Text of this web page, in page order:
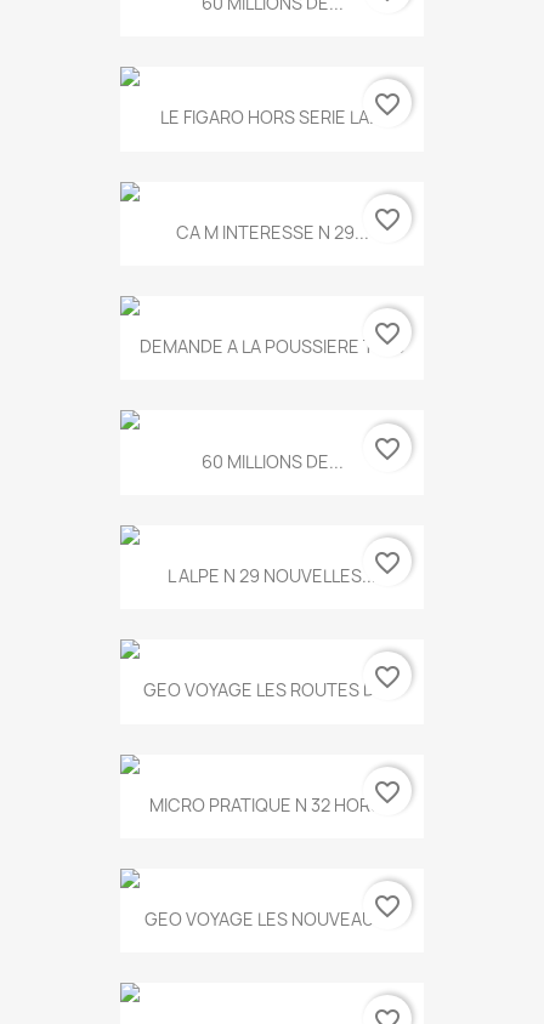
LE FIGARO HORS SERIE LA...favorite_border
CA M INTERESSE N 29... favorite_border
DEMANDE A LA POUSSIERE T.778
favorite_border
60 MILLIONS DE... favorite_border
L ALPE N 29 NOUVELLES...favorite_border
GEO VOYAGE LES ROUTES DE...
favorite_border
MICRO PRATIQUE N 32 HORS...
favorite_border
GEO VOYAGE LES NOUVEAUX...
favorite_border